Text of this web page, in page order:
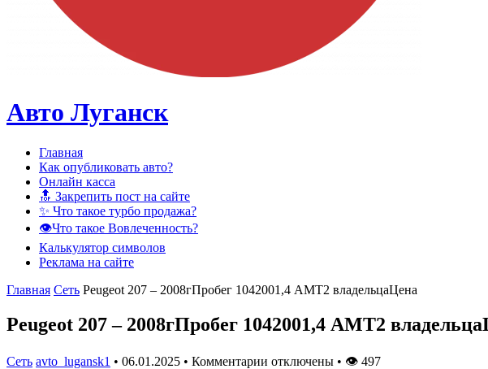
Авто Луганск
Главная
Как опубликовать авто?
Онлайн касса
🔝 Закрепить пост на сайте
✨ Что такое турбо продажа?
👁️Что такое Вовлеченность?
Калькулятор символов
Реклама на сайте
Главная Сеть Peugeot 207 – 2008гПробег 1042001,4 АМТ2 владельцаЦена
Peugeot 207 – 2008гПробег 1042001,4 АМТ2
Сеть avto_lugansk1 • 06.01.2025 • Комментарии отключены • 👁 497